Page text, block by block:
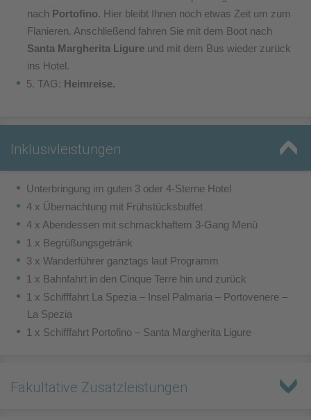
nach Portofino. Hier bleibt Ihnen noch etwas Zeit um zum
Flanieren. Anschließend fahren Sie mit dem Boot nach
Santa Margherita Ligure und mit dem Bus wieder zurück
ins Hotel.
5. TAG: Heimreise.
Inklusivleistungen
Unterbringung im guten 3 oder 4-Sterne Hotel
4 x Übernachtung mit Frühstücksbuffet
4 x Abendessen mit schmackhaftem 3-Gang Menü
1 x Begrüßungsgetränk
3 x Wanderführer ganztags laut Programm
1 x Bahnfahrt in den Cinque Terre hin und zurück
1 x Schifffahrt La Spezia – Insel Palmaria – Portovenere –
La Spezia
1 x Schifffahrt Portofino – Santa Margherita Ligure
Fakultative Zusatzleistungen